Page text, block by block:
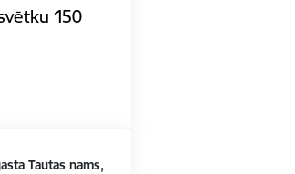
150
Tautas nams,